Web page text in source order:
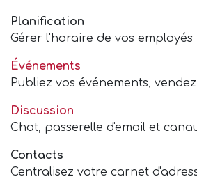
Planification
Gérer l'horaire de vos employés
Événements
Publiez vos événements,
Discussion
Chat, passerelle d'email et
Contacts
Centralisez votre carnet